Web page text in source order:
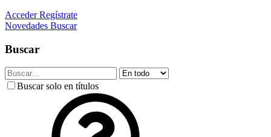
Acceder Regístrate
Novedades Buscar
Buscar
Buscar solo en títulos